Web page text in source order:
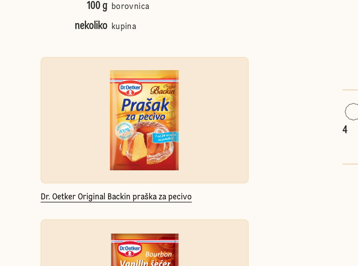
100 g borovnica
nekoliko kupina
Dr. Oetker Original Backin praška za pecivo
4